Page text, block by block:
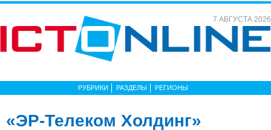
7 АВГУСТА 2026
РУБРИКИ РАЗДЕЛЫ РЕГИОНЫ
«ЭР-Телеком Холдинг»